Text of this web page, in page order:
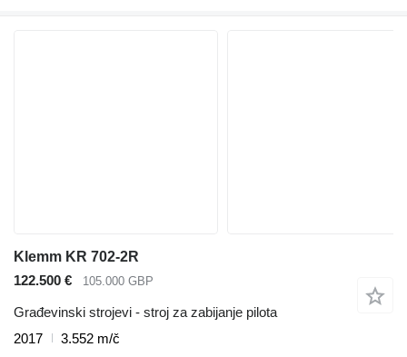
Klemm KR 702-2R
122.500 €
105.000 GBP
Građevinski strojevi - stroj za zabijanje pilota
2017
3.552 m/č